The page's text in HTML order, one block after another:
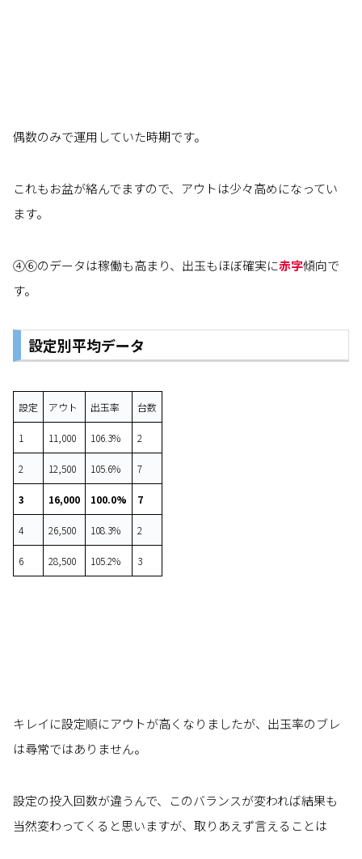
偶数のみで運用していた時期です。
これもお盆が絡んでますので、アウトは少々高めになってい
ます。
④⑥のデータは稼働も高まり、出玉もほぼ確実に赤字傾向で
す。
設定別平均データ
設定 アウト 出玉率 台数
1 11,000 106.3% 2
2 12,500 105.6% 7
3 16,000 100.0% 7
4 26,500 108.3% 2
6 28,500 105.2% 3
キレイに設定順にアウトが高くなりましたが、出玉率のブレ
は尋常ではありません。
設定の投入回数が違うんで、このバランスが変われば結果も
当然変わってくると思いますが、取りあえず言えることは